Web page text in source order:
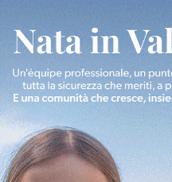
Autostrada, furgoncino a
fuoco tra Firenze sud e
Incisa Reggello
Cronaca 7 Agosto 2026
In Vetrina